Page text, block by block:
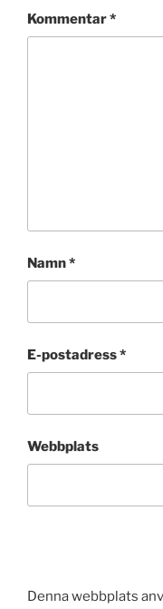
Kommentar*
Namn*
E-postadress*
Webbplats
Denna webbplats